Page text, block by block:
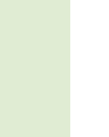
della Pescaia.